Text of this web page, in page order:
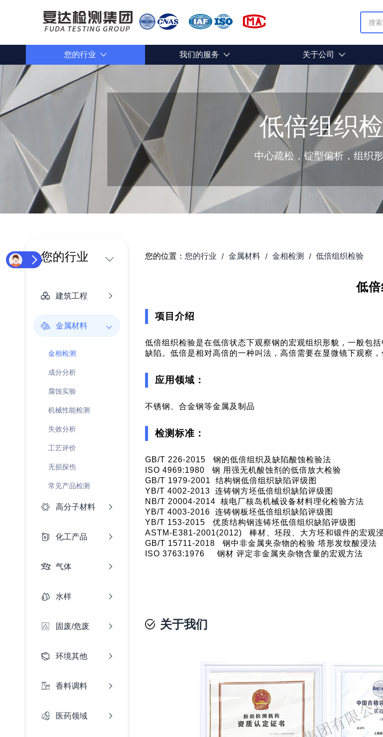
您的行业 我们的服务 关于公司
低倍组织
中心疏松，锭型偏析，组织
您的行业
建筑工程
金属材料
金相检测
成分分析
腐蚀实验
机械性能检测
失效分析
工艺评价
无损探伤
常见产品检测
高分子材料
化工产品
气体
水样
固废/危废
环境其他
香料调料
医药领域
您的位置： 您的行业 / 金属材料 / 金相检测 / 低倍组织检验
低
项目介绍
低倍组织检验是在低倍状态下观察钢的宏观组织形貌，一般包
缺陷。低倍是相对高倍的一种叫法，高倍需要在显微镜下观察
应用领域 ：
不锈钢、合金钢等金属及制品
检测标准 ：
GB/T 226-2015 钢的低倍组织及缺陷酸蚀检验法
ISO 4969:1980 钢 用强无机酸蚀剂的低倍放大检验
GB/T 1979-2001 结构钢低倍组织缺陷评级图
YB/T 4002-2013 连铸钢方坯低倍组织缺陷评级图
NB/T 20004-2014 核电厂核岛机械设备材料理化检验方法
YB/T 4003-2016 连铸钢板坯低倍组织缺陷评级图
YB/T 153-2015 优质结构钢连铸坯低倍组织缺陷评级图
ASTM-E381-2001(2012) 棒材、坯段、大方坯和锻件的宏观
GB/T 15711-2018 钢中非金属夹杂物的检验 塔形发纹酸浸法
ISO 3763:1976 钢材 评定非金属夹杂物含量的宏观方法
关于我们